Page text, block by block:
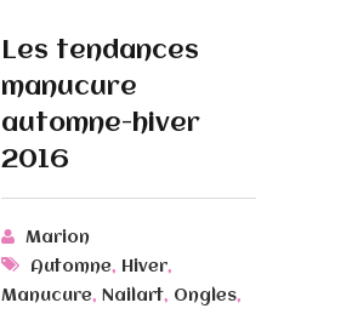
Les tendances
manucure
automne-hiver
2016
Marion
Automne, Hiver,
Manucure, Nailart, Ongles,